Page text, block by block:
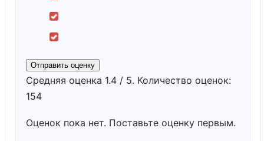
Отправить оценку
Средняя оценка 1.4 / 5. Количество оценок:
154
Оценок пока нет. Поставьте оценку первым.